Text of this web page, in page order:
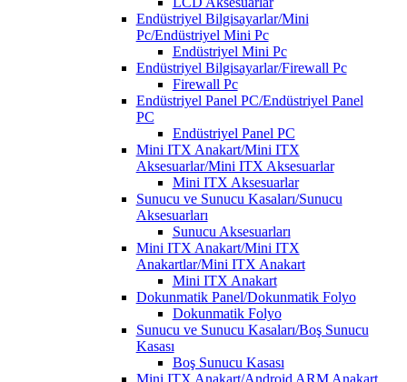
Endüstriyel Bilgisayarlar/Mini
Pc/Endüstriyel Mini Pc
Endüstriyel Mini Pc
Endüstriyel Bilgisayarlar/Firewall Pc
Firewall Pc
Endüstriyel Panel PC/Endüstriyel Panel
PC
Endüstriyel Panel PC
Mini ITX Anakart/Mini ITX
Aksesuarlar/Mini ITX Aksesuarlar
Mini ITX Aksesuarlar
Sunucu ve Sunucu Kasaları/Sunucu
Aksesuarları
Sunucu Aksesuarları
Mini ITX Anakart/Mini ITX
Anakartlar/Mini ITX Anakart
Mini ITX Anakart
Dokunmatik Panel/Dokunmatik Folyo
Dokunmatik Folyo
Sunucu ve Sunucu Kasaları/Boş Sunucu
Kasası
Boş Sunucu Kasası
Mini ITX Anakart/Android ARM Anakart